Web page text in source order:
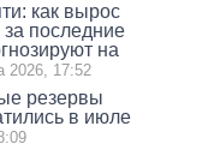
как вырос
последние
на
2026, 17:52
резервы
в июле